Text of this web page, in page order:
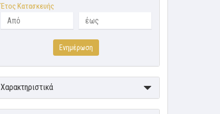
Έτος Κατασκευής
Ενημέρωση
Χαρακτηριστικά